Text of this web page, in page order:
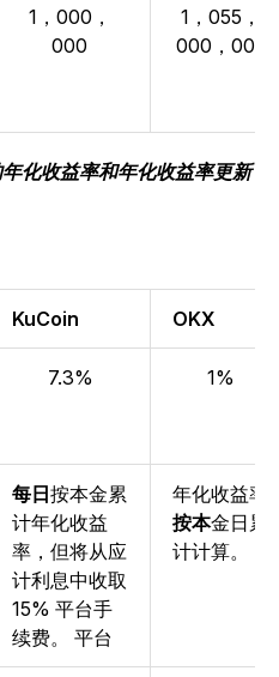
1，000，
000
1，055，
000，000
化收益率和年化收益率更新
KuCoin OKX
7.3% 1%
每日按本金累
计年化收益
率 ，但将从应
计利息中收取
15% 平台手
续费。
平台
年化收益率
按本金日累
计计算。